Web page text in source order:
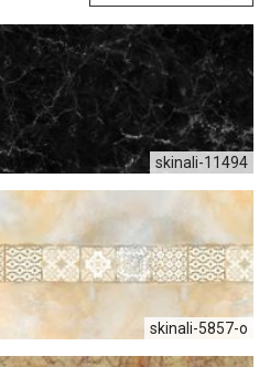
skinali-11494
skinali-5857-o